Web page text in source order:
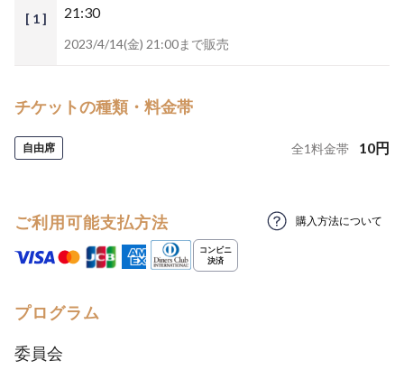
[ 1 ]
21:30
2023/4/14(金) 21:00まで販売
チケットの種類・料金帯
自由席 全1料金帯 10円
ご利用可能支払方法 購入方法について
プログラム
委員会